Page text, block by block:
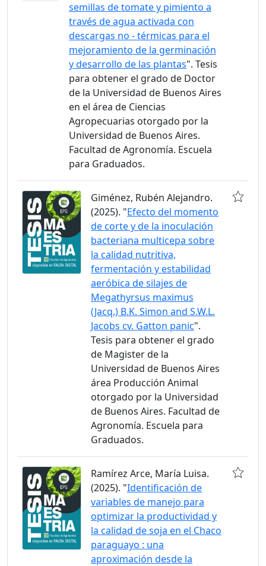
semillas de tomate y pimiento a
través de agua activada con
descargas no - térmicas para el
mejoramiento de la germinación
y desarrollo de las plantas". Tesis
para obtener el grado de Doctor
de la Universidad de Buenos Aires
en el área de Ciencias
Agropecuarias otorgado por la
Universidad de Buenos Aires.
Facultad de Agronomía. Escuela
para Graduados.
Giménez, Rubén Alejandro.
(2025). "Efecto del momento
de corte y de la inoculación
bacteriana multicepa sobre
la calidad nutritiva,
fermentación y estabilidad
aeróbica de silajes de
Megathyrsus maximus
(Jacq.) B.K. Simon and S.W.L.
Jacobs cv. Gatton panic".
Tesis para obtener el grado
de Magister de la
Universidad de Buenos Aires
área Producción Animal
otorgado por la Universidad
de Buenos Aires. Facultad de
Agronomía. Escuela para
Graduados.
Ramírez Arce, María Luisa.
(2025). "Identificación de
variables de manejo para
optimizar la productividad y
la calidad de soja en el Chaco
paraguayo : una
aproximación desde la